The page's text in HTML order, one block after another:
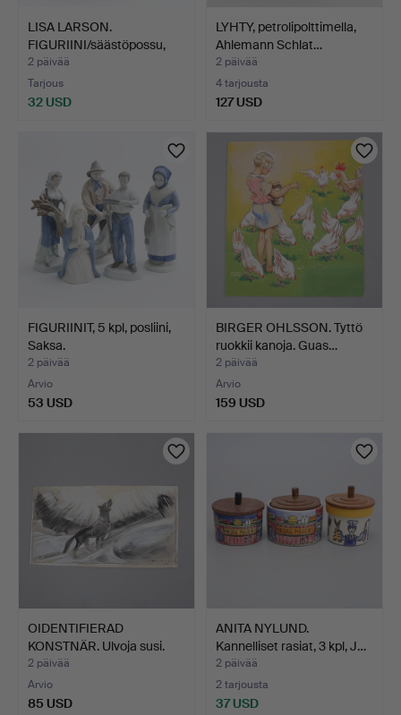
LISA LARSON.
FIGURIINI/säästöpossu,
"Gunna…
2 päivää
Tarjous
32 USD
LYHTY, petrolipolttimella,
Ahlemann Schlat…
2 päivää
4 tarjousta
127 USD
FIGURIINIT, 5 kpl, posliini,
Saksa.
2 päivää
Arvio
53 USD
BIRGER OHLSSON. Tyttö
ruokkii kanoja. Guas…
2 päivää
Arvio
159 USD
OIDENTIFIERAD
KONSTNÄR. Ulvoja susi.
Akvar…
2 päivää
Arvio
85 USD
ANITA NYLUND.
Kannelliset rasiat, 3 kpl, J…
2 päivää
2 tarjousta
37 USD